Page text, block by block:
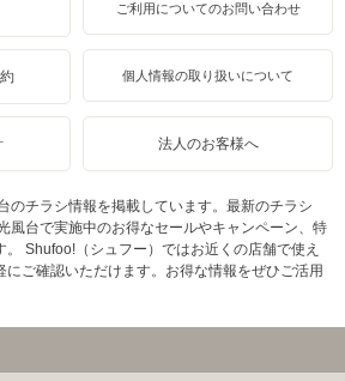
ご利用についてのお問い合わせ
個人情報の取り扱いについて
法人のお客様へ
のチラシ情報を掲載しています。最新のチラシ
風台で実施中のお得なセールやキャンペーン、特
Shufoo!（シュフー）ではお近くの店舗で使え
にご確認いただけます。お得な情報をぜひご活用